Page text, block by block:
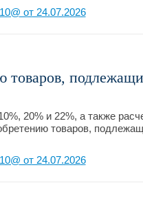
от 24.07.2026
товаров,
20% и 22%, а также
товаров,
от 24.07.2026